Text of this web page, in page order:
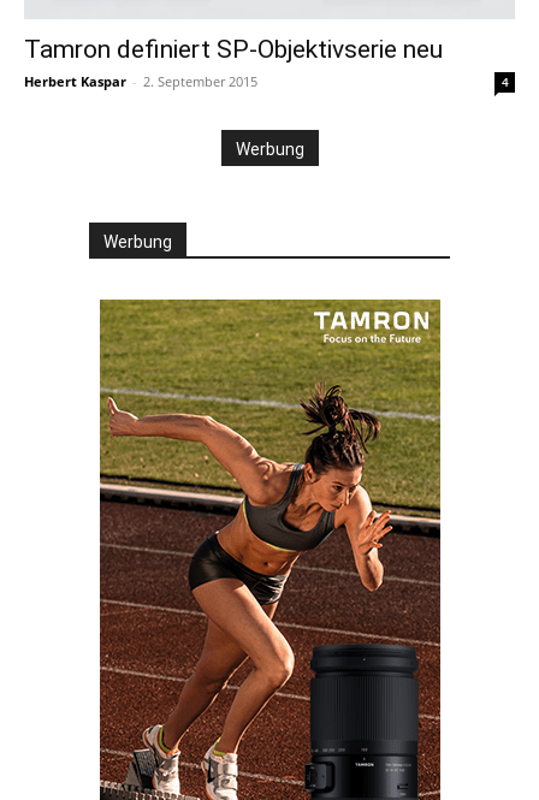
Tamron definiert SP-Objektivserie neu
Herbert Kaspar - 2. September 2015 4
Werbung
Werbung